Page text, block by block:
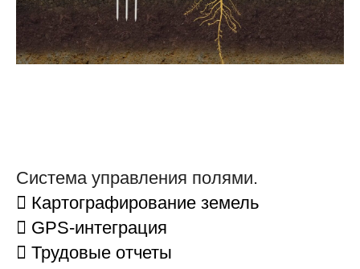
Система управления полями.
 Картографирование земель
 GPS-интеграция
 Трудовые отчеты